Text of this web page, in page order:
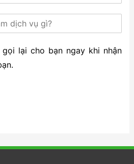
lại cho bạn ngay khi nhận